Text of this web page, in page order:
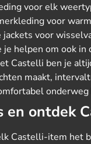
voor elk
voor
voor
je helpen om ook
Castelli ben je
maakt,
onderweg
en ontdek
Castelli-item het